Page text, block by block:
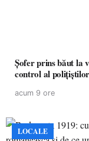
Șofer prins băut la
control al polițiștilor
acum 9 ore
LOCALE